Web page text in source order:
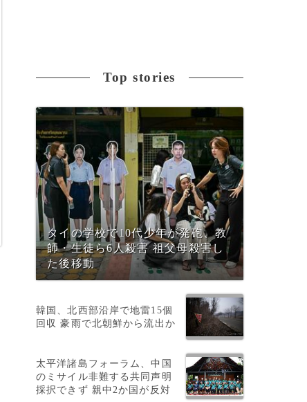
Top stories
タイの学校で10代少年が発砲、教
師・生徒ら6人殺害 祖父母殺害し
た後移動
韓国、北西部沿岸で地雷15個
回収 豪雨で北朝鮮から流出か
太平洋諸島フォーラム、中国
のミサイル非難する共同声明
採択できず 親中2か国が反対